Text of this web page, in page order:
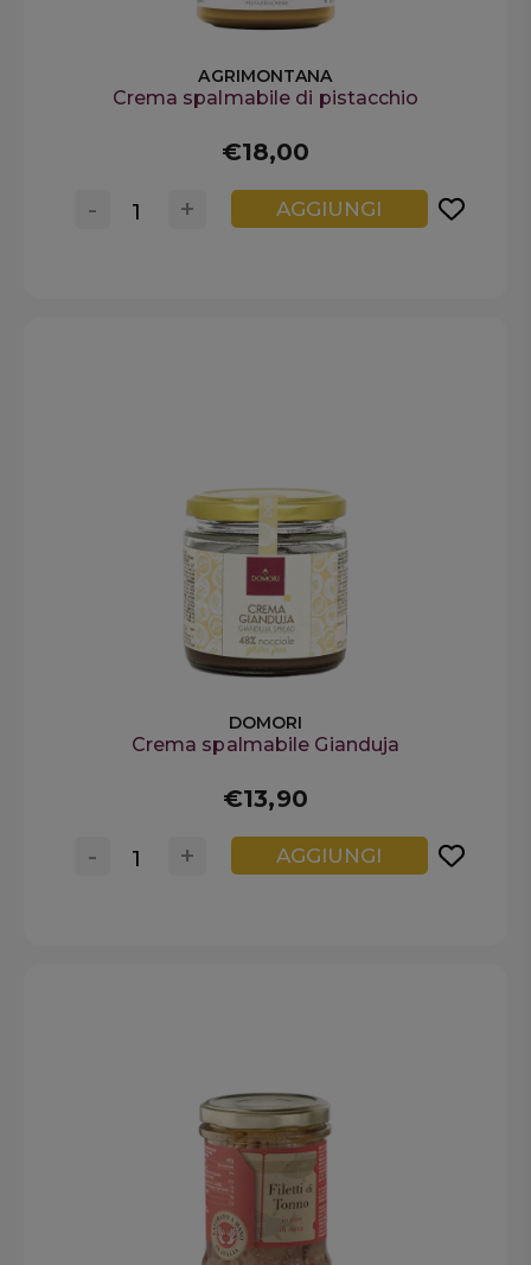
AGRIMONTANA
Crema spalmabile di pistacchio
€18,00
+
- AGGIUNGI
DOMORI
Crema spalmabile Gianduja
€13,90
+
- AGGIUNGI